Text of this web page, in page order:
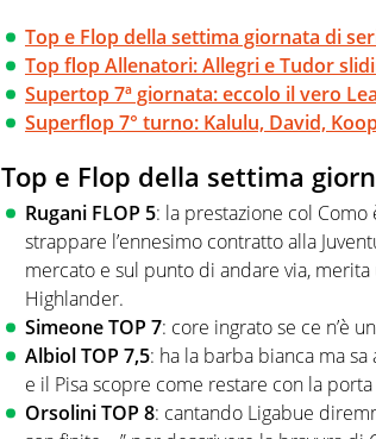
Top e Flop della settima giornata di
Top flop Allenatori: Allegri e Tudor
Supertop 7ª giornata: eccolo il vero
Superflop 7° turno: Kalulu, David,
Top e Flop della settima
Rugani FLOP 5: la prestazione col Como
strappare l’ennesimo contratto alla
mercato e sul punto di andare via, merita
Highlander.
Simeone TOP 7: core ingrato se ce n’è
Albiol TOP 7,5: ha la barba bianca ma
e il Pisa scopre come restare con la
Orsolini TOP 8: cantando Ligabue